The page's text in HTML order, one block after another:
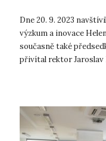
Dne 20. 9. 2023
výzkum a inovace
současně také
přivítal rektor Jaroslav